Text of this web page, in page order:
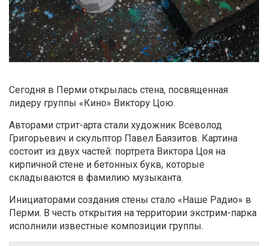
Сегодня в Перми открылась стена, посвященная
лидеру группы «Кино» Виктору Цою.
Авторами стрит-арта стали художник Всеволод
Григорьевич и скульптор Павел Баязитов. Картина
состоит из двух частей: портрета Виктора Цоя на
кирпичной стене и бетонных букв, которые
складываются в фамилию музыканта.
Инициаторами создания стены стало «Наше Радио» в
Перми. В честь открытия на территории экстрим-парка
исполнили известные композиции группы.